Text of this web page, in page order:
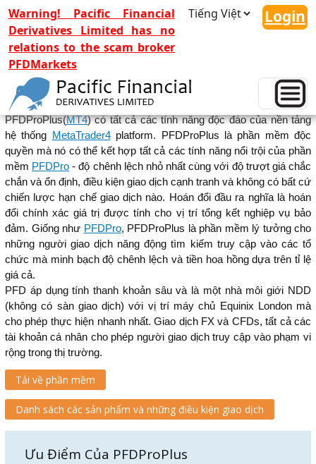
Warning! Pacific Financial
Derivatives Limited has no
relations to the scam broker
PFDMarkets
Login
PFDProPlus(MT4)
PFDProPlus(MT4) có tất cả các tính năng độc đáo của nền tảng
hệ thống MetaTrader4platform. PFDProPlus là phần mềm độc
quyền mà nó có thể kết hợp tất cả các tính năng nổi trội của phần
mềm PFDPro - độ chênh lệch nhỏ nhất cùng với độ trượt giá chắc
chắn và ổn định, điều kiện giao dịch cạnh tranh và không có bất cứ
chiến lược hạn chế giao dịch nào. Hoán đổi đầu ra nghĩa là hoán
đổi chính xác giá trị được tính cho vị trí tổng kết nghiệp vụ bảo
đảm. Giống như PFDPro, PFDProPlus là phần mềm lý tưởng cho
những người giao dịch năng động tìm kiếm truy cập vào các tổ
chức mà minh bạch độ chênh lệch và tiền hoa hồng dựa trên tỉ lệ
giá cả.
PFD áp dụng tính thanh khoản sâu và là một nhà môi giới NDD
(không có sàn giao dịch) với vị trí máy chủ Equinix London mà
cho phép thực hiện nhanh nhất. Giao dịch FX và CFDs, tất cả các
tài khoản cá nhân cho phép người giao dịch truy cập vào phạm vi
rộng trong thị trường.
Tải về phần mềm
Danh sách các sản phẩm và những điều kiện giao dịch
Ưu Điểm Của PFDProPlus